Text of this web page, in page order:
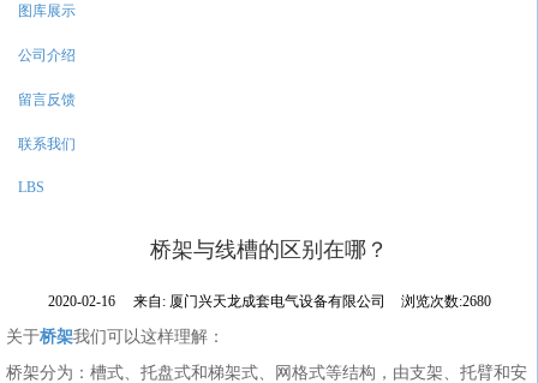
图库展示
公司介绍
留言反馈
联系我们
LBS
桥架与线槽的区别在哪？
2020-02-16 来自: 厦门兴天龙成套电气设备有限公司 浏览次数:2680
关于桥架我们可以这样理解：
桥架分为：槽式、托盘式和梯架式、网格式等结构，由支架、托臂和安